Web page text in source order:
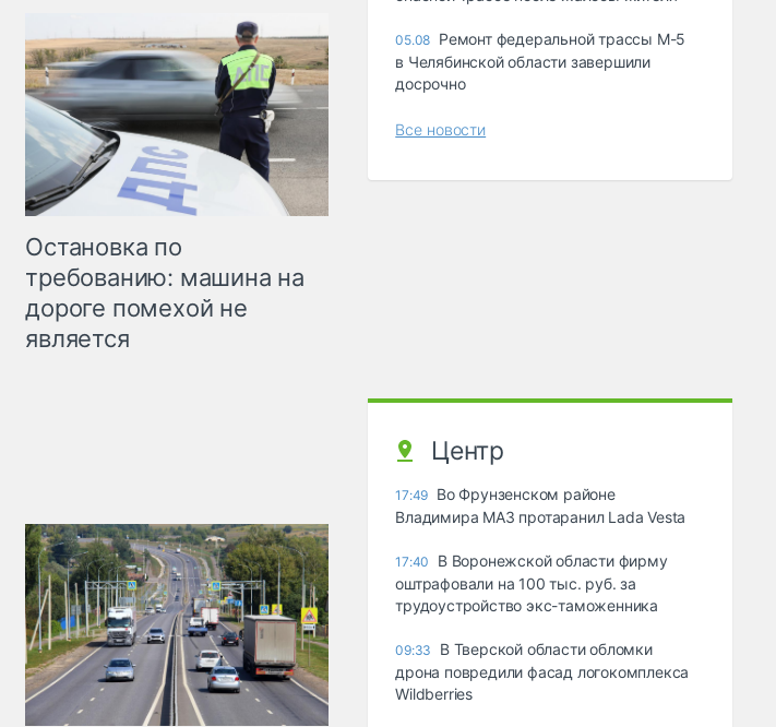
Остановка по
требованию: машина на
дороге помехой не
является
05.08 Ремонт федеральной трассы М-5
в Челябинской области завершили
досрочно
Все новости
Центр
17:49 Во Фрунзенском районе
Владимира МАЗ протаранил Lada Vesta
17:40
В Воронежской области фирму
оштрафовали на 100 тыс. руб. за
трудоустройство экс-таможенника
09:33
В Тверской области обломки
дрона повредили фасад логокомплекса
Wildberries